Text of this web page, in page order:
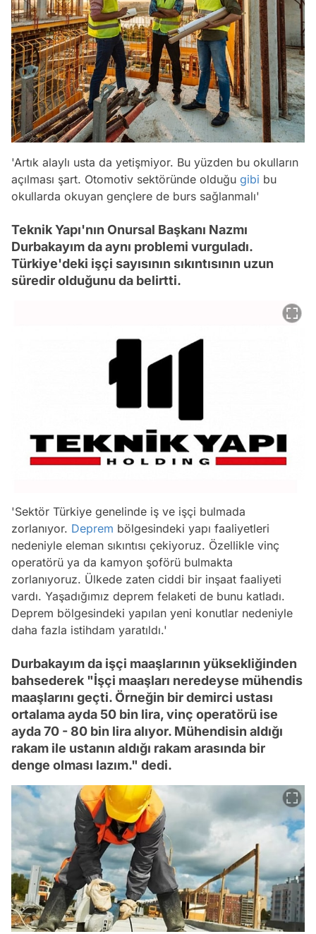
'Artık alaylı usta da yetişmiyor. Bu yüzden bu okulların
açılması şart. Otomotiv sektöründe olduğu gibi bu
okullarda okuyan gençlere de burs sağlanmalı'
Teknik Yapı'nın Onursal Başkanı Nazmı
Durbakayım da aynı problemi vurguladı.
Türkiye'deki işçi sayısının sıkıntısının uzun
süredir olduğunu da belirtti.
'Sektör Türkiye genelinde iş ve işçi bulmada
zorlanıyor. Deprem bölgesindeki yapı faaliyetleri
nedeniyle eleman sıkıntısı çekiyoruz. Özellikle vinç
operatörü ya da kamyon şoförü bulmakta
zorlanıyoruz. Ülkede zaten ciddi bir inşaat faaliyeti
vardı. Yaşadığımız deprem felaketi de bunu katladı.
Deprem bölgesindeki yapılan yeni konutlar nedeniyle
daha fazla istihdam yaratıldı.'
Durbakayım da işçi maaşlarının yüksekliğinden
bahsederek "İşçi maaşları neredeyse mühendis
maaşlarını geçti. Örneğin bir demirci ustası
ortalama ayda 50 bin lira, vinç operatörü ise
ayda 70 - 80 bin lira alıyor. Mühendisin aldığı
rakam ile ustanın aldığı rakam arasında bir
denge olması lazım." dedi.